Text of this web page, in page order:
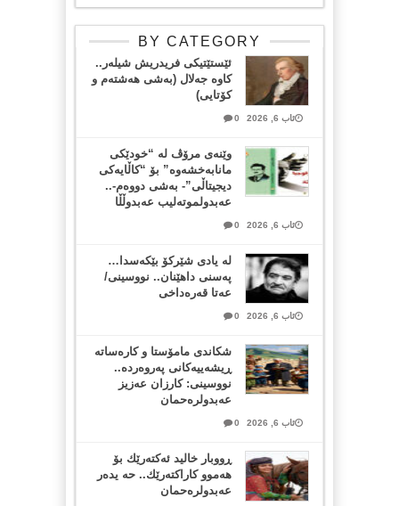
BY CATEGORY
ئێستێتیکی فریدریش شیلەر..
کاوە جەلال (بەشی هەشتەم و
کۆتایی)
ئاب 6, 2026 0
وێنەی مرۆڤ لە “خودێکی
مانابەخشەوە” بۆ “کاڵایەکی
دیجیتاڵی”- بەشی دووەم-..
عەبدولموتەلیب عەبدوڵڵا
ئاب 6, 2026 0
لە یادی شێرکۆ بێکەسدا…
پەسنی داهێنان.. نووسینی/
عەتا قەرەداخی
ئاب 6, 2026 0
شکاندی مامۆستا و کارەساتە
ڕیشەییەکانی پەروەردە..
نووسینی: کارزان عەزیز
عەبدولرەحمان
ئاب 6, 2026 0
ڕووبار خالید ئەكتەرێك بۆ
هەموو كاراكتەرێك.. حه یدەر
عەبدولرەحمان